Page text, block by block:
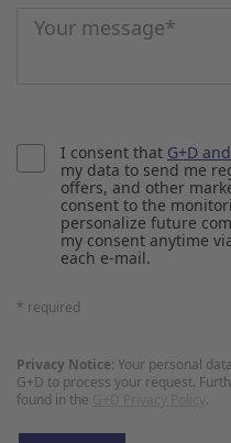
I consent that G+D
my data to send me
offers, and other
consent to the
personalize future
my consent anytime
each e-mail.
* required
Privacy Notice: Your personal
G+D to process your request.
found in the
.